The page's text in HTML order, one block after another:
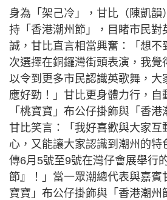
身為「架己冷」，甘比（陳凱韻
持「香港潮州節」，目睹市民對
誠，甘比直言相當興奮：「想不
次選擇在銅鑼灣街頭表演，我覺
以令到更多市民認識英歌舞，大
應好勁！」甘比更身體力行，自
「桃寶寶」布公仔掛飾與「香港
甘比笑言：「我好喜歡與大家互
心，又能讓大家認識到潮州的特
傳6月5號至9號在灣仔會展舉行
節』！」當一眾潮總代表與嘉賓
寶寶」布公仔掛飾與「香港潮州